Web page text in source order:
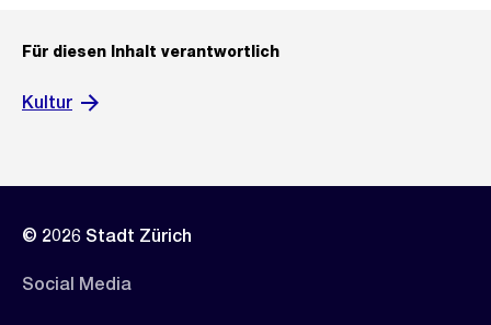
Für diesen Inhalt verantwortlich
Kultur
© 2026 Stadt Zürich
Social Media